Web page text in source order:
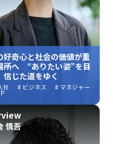
好奇心と社会の価値が重
所へ “ありたい姿”を目
信じた道をゆく
社 # ビジネス # マネジャー
慎吾